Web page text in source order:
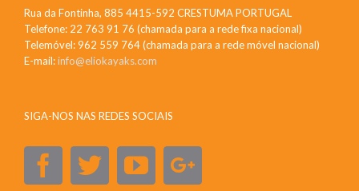
Rua da Fontinha, 885 4415-592 CRESTUMA PORTUGAL
Telefone: 22 763 91 76 (chamada para a rede fixa nacional)
Telemóvel: 962 559 764 (chamada para a rede móvel nacional)
E-mail:info@eliokayaks.com
SIGA-NOS NAS REDES SOCIAIS